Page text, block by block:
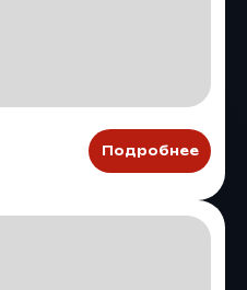
Подробнее